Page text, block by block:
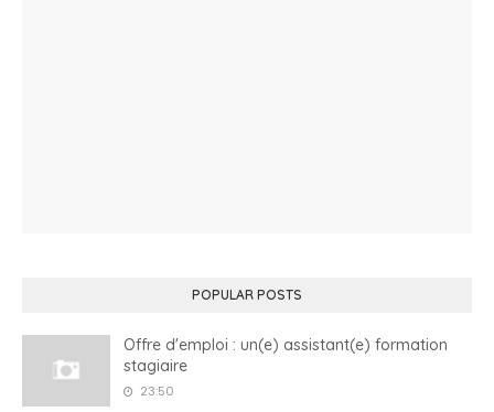
POPULAR POSTS
Offre d'emploi : un(e) assistant(e) formation
stagiaire
23:50